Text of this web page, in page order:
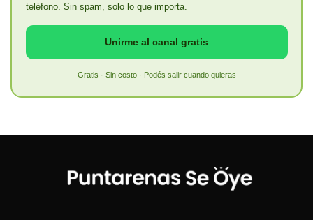
teléfono. Sin spam, solo lo que importa.
Unirme al canal gratis
Gratis · Sin costo · Podés salir cuando quieras